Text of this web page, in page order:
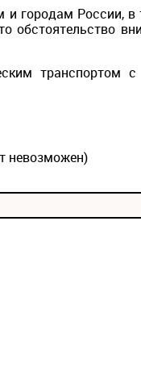
городам России, в
обстоятельство
транспортом
невозможен)